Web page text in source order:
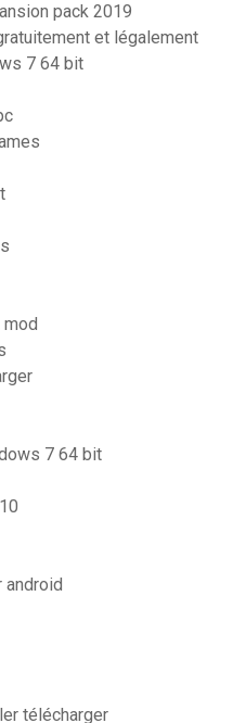
pack 2019
et légalement
7 64 bit
mod
7 64 bit
android
télécharger